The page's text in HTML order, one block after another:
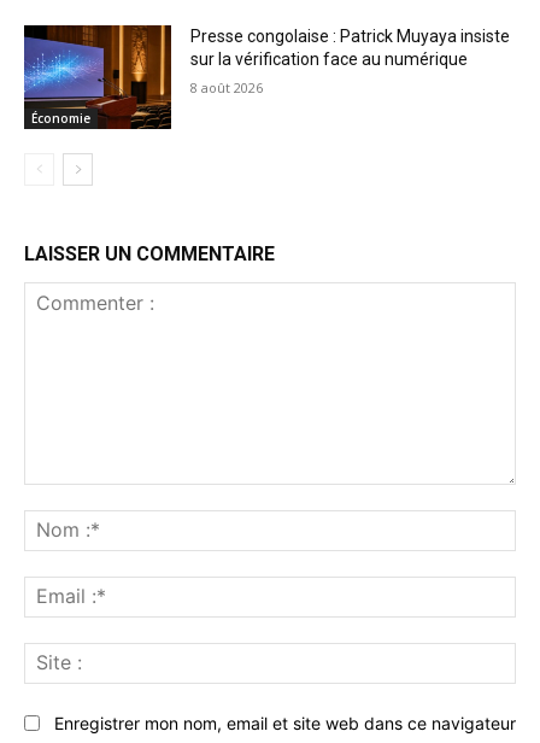
Économie
Presse congolaise : Patrick Muyaya insiste
sur la vérification face au numérique
8 août 2026
LAISSER UN COMMENTAIRE
:*
:*
:
Enregistrer mon nom, email et site web dans ce navigateur